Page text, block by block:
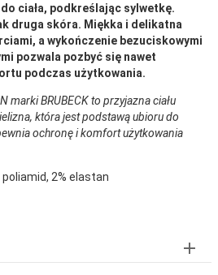
ciała, podkreślając sylwetkę.
druga skóra. Miękka i delikatna
a wykończenie bezuciskowymi
pozwala pozbyć się nawet
podczas użytkowania.
marki BRUBECK to przyjazna ciału
która jest podstawą ubioru do
ochronę i komfort użytkowania
poliamid, 2% elastan